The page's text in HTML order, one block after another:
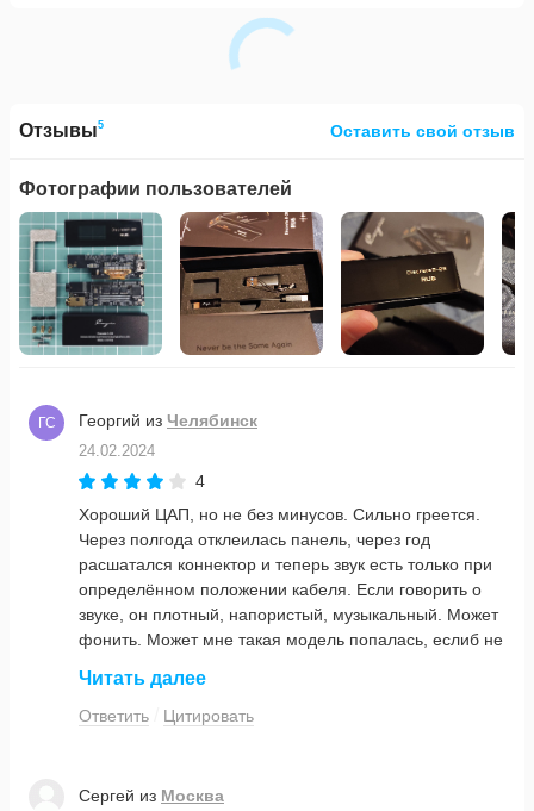
Отзывы5
Фотографии пользователей
Оставить свой отзыв
ГС Георгий из Челябинск
24.02.2024
4
Хороший ЦАП, но не без минусов. Сильно греется.
Через полгода отклеилась панель, через год
расшатался коннектор и теперь звук есть только при
определëнном положении кабеля. Если говорить о
звуке, он плотный, напористый, музыкальный. Может
фонить. Может мне такая модель попалась, еслиб не
Читать далее
Ответить Цитировать
Сергей из Москва